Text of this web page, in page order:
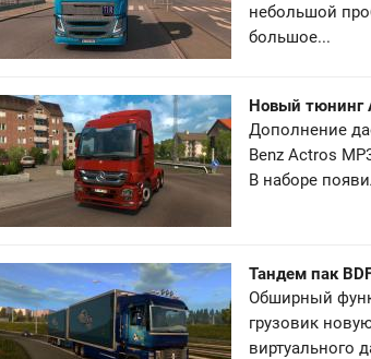
небольшой
большое...
Новый тюнинг
Дополнение
Benz Actros
В наборе
Тандем пак
Обширный
грузовик
виртуального